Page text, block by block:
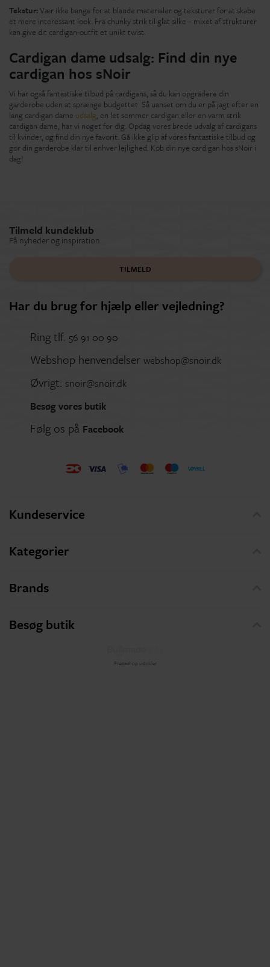
Tekstur:Vær ikke bange for at blande materialer og teksturer for at skabe
et mere interessant look. Fra chunky strik til glat silke – mixet af strukturer
kan give dit cardigan-outfit et unikt twist.
Cardigan dame udsalg: Find din nye
cardigan hos sNoir
Vi har også fantastiske tilbud på cardigans, så du kan opgradere din
garderobe uden at sprænge budgettet. Så uanset om du er på jagt efter en
lang cardigan dame udsalg, en let sommer cardigan eller en varm strik
cardigan dame, har vi noget for dig. Opdag vores brede udvalg af cardigans
til kvinder, og find din nye favorit. Gå ikke glip af vores fantastiske tilbud og
gør din garderobe klar til enhver lejlighed. Køb din nye cardigan hos sNoir i
dag!
Tilmeld kundeklub
Få nyheder og inspiration
TILMELD
Har du brug for hjælp eller vejledning?
Ring tlf. 56 91 00 90
Webshop henvendelser webshop@snoir.dk
Øvrigt: snoir@snoir.dk
Besøg vores butik
Følg os på Facebook
Kundeservice
Kategorier
Brands
Besøg butik
Prestashop udvikler